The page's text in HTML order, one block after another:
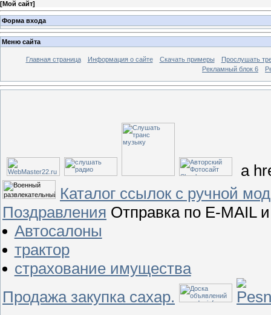
[Мой сайт]
Форма входа
Меню сайта
Главная страница Информация о сайте Скачать примеры
Прослушать
Рекламный блок 6
a
Каталог ссылок с ручной
Поздравления Отправка по E-MAIL
Автосалоны
трактор
страхование имущества
Продажа закупка сахар.